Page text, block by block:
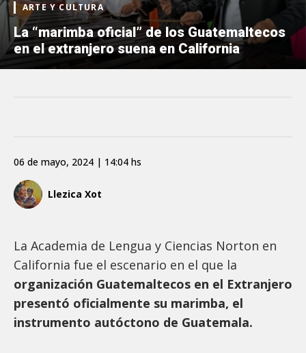
ARTE Y CULTURA
La “marimba oficial” de los Guatemaltecos
en el extranjero suena en California
Llezica Xot
06 de mayo, 2024 | 14:04 hs
La Academia de Lengua y Ciencias Norton en
California fue el escenario en el que la
organización Guatemaltecos en el Extranjero
presentó oficialmente su marimba, el
instrumento autóctono de Guatemala.